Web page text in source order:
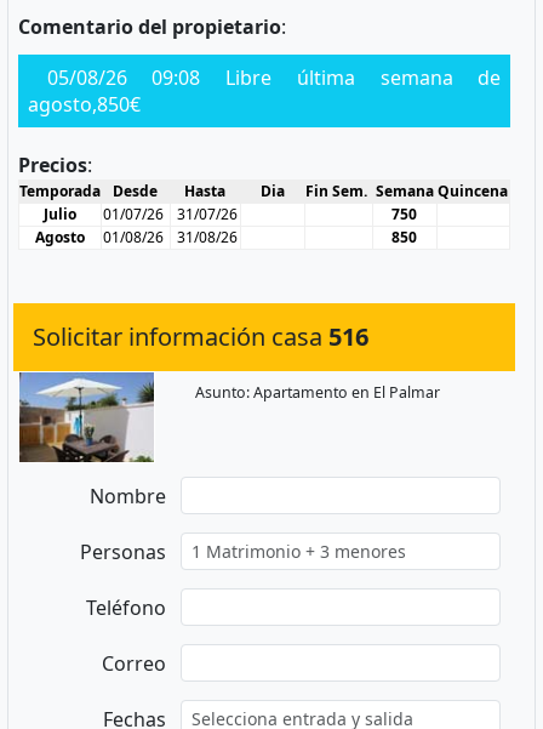
Comentario del propietario:
05/08/26 09:08 Libre última semana de
agosto,850€
Precios:
Temporada Desde Hasta Dia Fin Sem. Semana Quincena
Julio
01/07/26 31/07/26
750
Agosto
01/08/26 31/08/26 850
Solicitar información casa 516
Asunto: Apartamento en El Palmar
Nombre
Personas
Teléfono
Correo
Fechas